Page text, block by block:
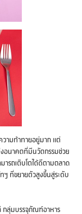
ามท้าทายอยู่มาก แต่
อนาคตที่มีนวัตกรรมช่วย
ารถเติบโตได้ดีตามตลาด
ฯ ที่ขยายตัวสูงขึ้นสู่ระดับ
กลุ่มบรรจุภัณฑ์อาหาร